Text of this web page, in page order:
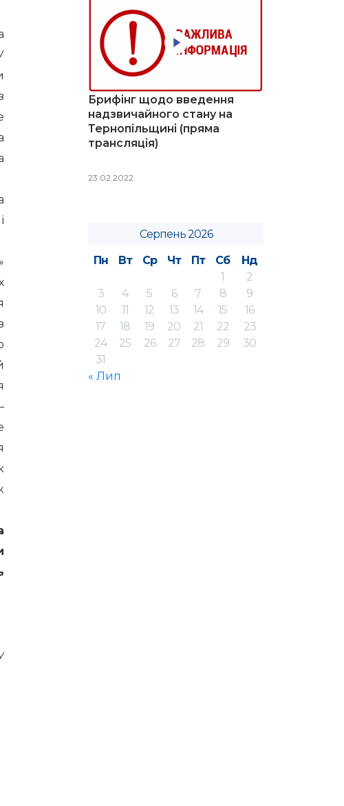
Брифінг щодо введення
надзвичайного стану на
Тернопільщині (пряма
трансляція)
23.02.2022
Серпень 2026
Пн
Вт Ср Чт Пт Сб
Нд
1
2
3
4 5 6 7 8
9
10
11 12 13 14 15
16
17
18 19 20 21 22
23
24
25 26 27 28 29
30
31
« Лип